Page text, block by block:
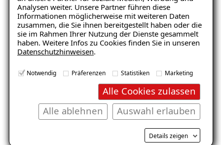
Analysen weiter. Unsere Partner führen diese
Informationen möglicherweise mit weiteren Daten
zusammen, die Sie ihnen bereitgestellt haben oder die
sie im Rahmen Ihrer Nutzung der Dienste gesammelt
haben. Weitere Infos zu Cookies finden Sie in unseren
Datenschutzhinweisen.
Notwendig Präferenzen Statistiken Marketing
Alle Cookies zulassen
Auswahl erlauben
Alle ablehnen
Details zeigen
Dauerhafter Feuchteschutz von innen
(Rohrdurchdringungen, Querwände
und Übergänge)
Energieeinsparung bei Verwendung
eines Innendämmsystems als
Feuchtigkeit“
– jetzt kostenlos erhalten!
Kostenlosen Ratgeber anfordern